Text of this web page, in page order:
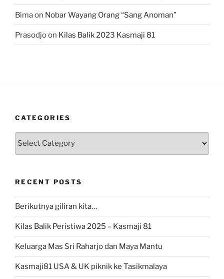
Bimaon Nobar Wayang Orang “Sang Anoman”
Prasodjoon Kilas Balik 2023 Kasmaji 81
CATEGORIES
Categories
RECENT POSTS
Berikutnya giliran kita…
Kilas Balik Peristiwa 2025 – Kasmaji 81
Keluarga Mas Sri Raharjo dan Maya Mantu
Kasmaji81 USA & UK piknik ke Tasikmalaya